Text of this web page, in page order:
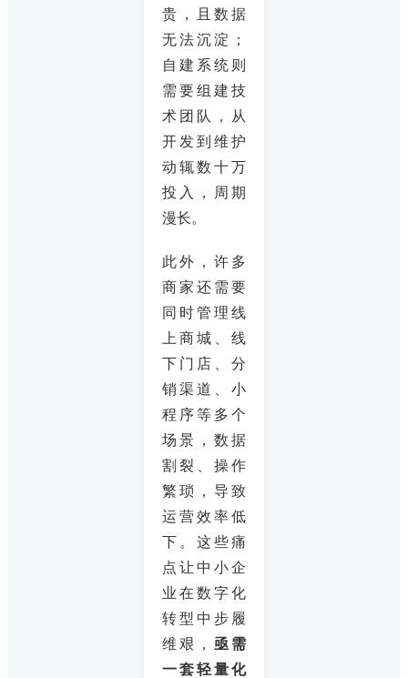
贵，且数据
无法沉淀；
自建系统则
需要组建技
术团队，从
开发到维护
动辄数十万
投入，周期
漫长。
此外，许多
商家还需要
同时管理线
上商城、线
下门店、分
销渠道、小
程序等多个
场景，数据
割裂、操作
繁琐，导致
运营效率低
下。这些痛
点让中小企
业在数字化
转型中步履
维艰， 亟需
一套轻量化